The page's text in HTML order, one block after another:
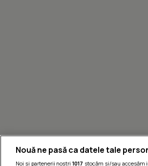
Nouă ne pasă ca datele tale
Noi și partenerii noștri1017 stocăm și/sau